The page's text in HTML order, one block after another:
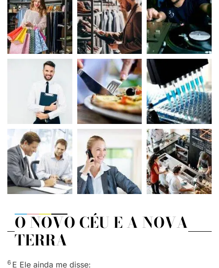
O NOVO CÉU E A NOVA
TERRA
6 E Ele ainda me disse: